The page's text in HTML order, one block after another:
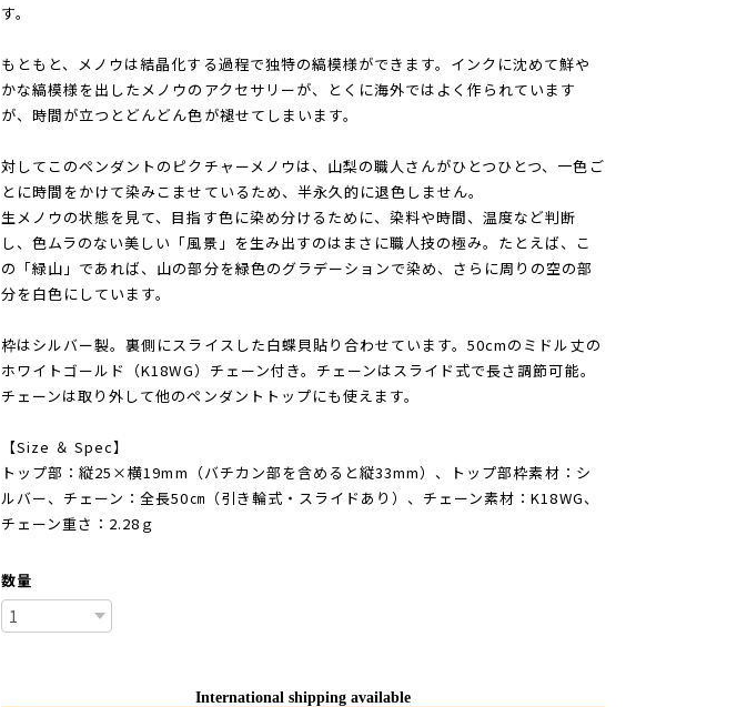
す。
もともと、メノウは結晶化する過程で独特の縞模様ができます。インクに沈めて鮮や
かな縞模様を出したメノウのアクセサリーが、とくに海外ではよく作られています
が、時間が立つとどんどん色が褪せてしまいます。
対してこのペンダントのピクチャーメノウは、山梨の職人さんがひとつひとつ、一色ご
とに時間をかけて染みこませているため、半永久的に退色しません。
生メノウの状態を見て、目指す色に染め分けるために、染料や時間、温度など判断
し、色ムラのない美しい「風景」を生み出すのはまさに職人技の極み。たとえば、こ
の「緑山」であれば、山の部分を緑色のグラデーションで染め、さらに周りの空の部
分を白色にしています。
枠はシルバー製。裏側にスライスした白蝶貝貼り合わせています。50cmのミドル丈の
ホワイトゴールド（K18WG）チェーン付き。チェーンはスライド式で長さ調節可能。
チェーンは取り外して他のペンダントトップにも使えます。
【Size ＆ Spec】
トップ部：縦25×横19mm（バチカン部を含めると縦33mm）、トップ部枠素材：シ
ルバー、チェーン：全長50㎝（引き輪式・スライドあり）、チェーン素材：K18WG、
チェーン重さ：2.28ｇ
数量
International shipping available